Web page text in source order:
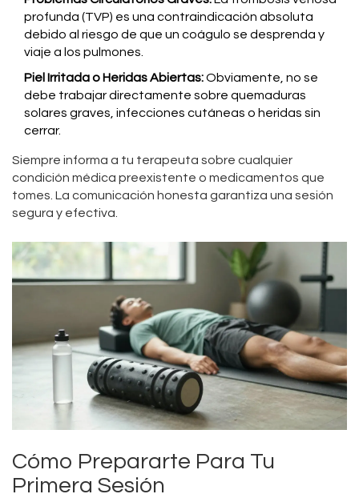
profunda (TVP) es una contraindicación absoluta
debido al riesgo de que un coágulo se desprenda y
viaje a los pulmones.
Piel Irritada o Heridas Abiertas:Obviamente, no se
debe trabajar directamente sobre quemaduras
solares graves, infecciones cutáneas o heridas sin
cerrar.
Siempre informa a tu terapeuta sobre cualquier
condición médica preexistente o medicamentos que
tomes. La comunicación honesta garantiza una sesión
segura y efectiva.
Cómo Prepararte Para Tu
Primera Sesión